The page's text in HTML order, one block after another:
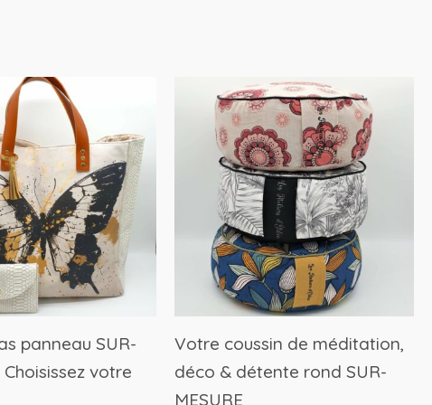
panneau SUR-
Choisissez votre
Votre coussin de méditation,
déco & détente rond SUR-
MESURE